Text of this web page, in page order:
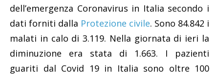
dell’emergenza Coronavirus in Italia secondo i
dati forniti dalla Protezione civile. Sono 84.842 i
malati in calo di 3.119. Nella giornata di ieri la
diminuzione era stata di 1.663. I pazienti
guariti dal Covid 19 in Italia sono oltre 100